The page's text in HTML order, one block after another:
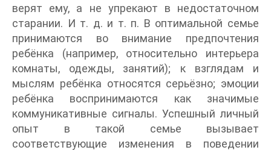
верят ему, а не упрекают в недостаточном
старании. И т. д. и т. п. В оптимальной семье
принимаются во внимание предпочтения
ребёнка (например, относительно интерьера
комнаты, одежды, занятий); к взглядам и
мыслям ребёнка относятся серьёзно; эмоции
ребёнка воспринимаются как значимые
коммуникативные сигналы. Успешный личный
опыт в такой семье вызывает
соответствующие изменения в поведении